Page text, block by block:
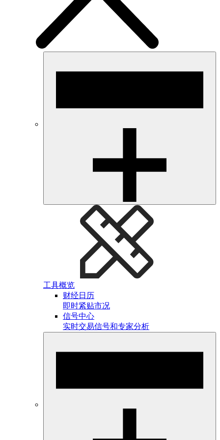
工具概览
财经日历
即时紧贴市况
信号中心
实时交易信号和专家分析